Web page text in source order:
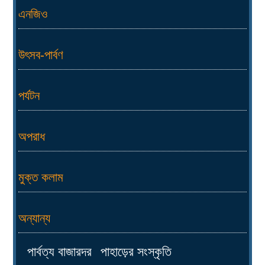
এনজিও
উৎসব-পার্বণ
পর্যটন
অপরাধ
মুক্ত কলাম
অন্যান্য
পার্বত্য বাজারদর পাহাড়ের সংস্কৃতি